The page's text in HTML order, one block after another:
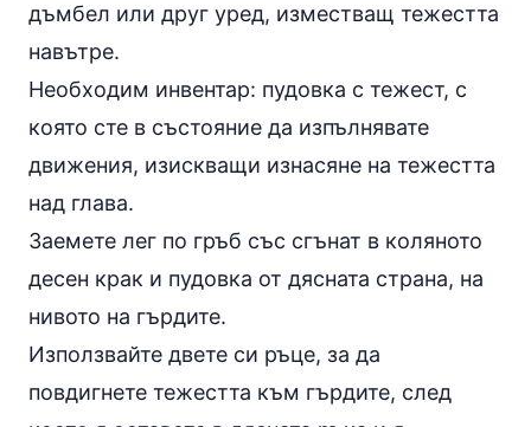
дъмбел или друг уред, изместващ тежестта
навътре.
Необходим инвентар: пудовка с тежест, с
която сте в състояние да изпълнявате
движения, изискващи изнасяне на тежестта
над глава.
Заемете лег по гръб със сгънат в коляното
десен крак и пудовка от дясната страна, на
нивото на гърдите.
Използвайте двете си ръце, за да
повдигнете тежестта към гърдите, след